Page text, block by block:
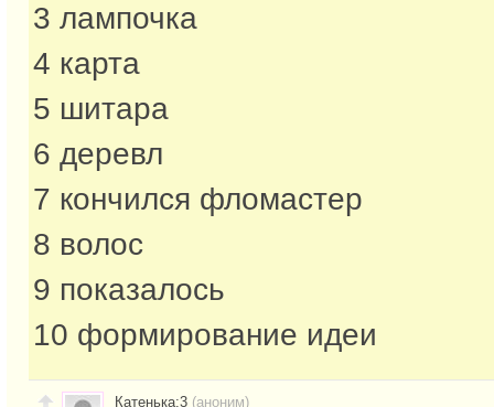
3 лампочка
4 карта
5 шитара
6 деревл
7 кончился фломастер
8 волос
9 показалось
10 формирование идеи
Катенька:3 (аноним)